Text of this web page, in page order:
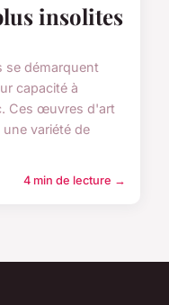
insolites
se démarquent
capacité à
Ces œuvres d'art
variété de
4 min de lecture →